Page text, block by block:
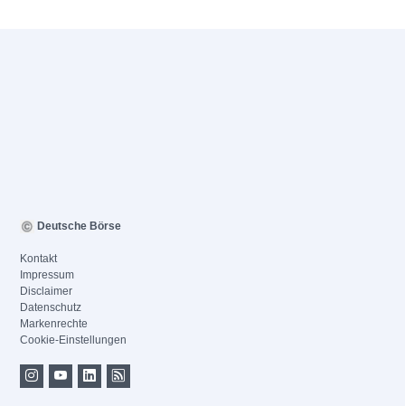
Deutsche Börse
Kontakt
Impressum
Disclaimer
Datenschutz
Markenrechte
Cookie-Einstellungen